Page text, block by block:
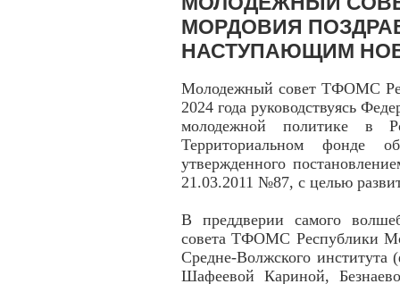
МОРДОВИЯ
НАСТУПАЮЩИМ
Молодежный совет ТФОМС
2024 года руководствуясь
молодежной политике в
Территориальном фонде
утвержденного
21.03.2011 №87, с целью
В преддверии самого
совета ТФОМС Республики
Средне-Волжского
Шафеевой Кариной,